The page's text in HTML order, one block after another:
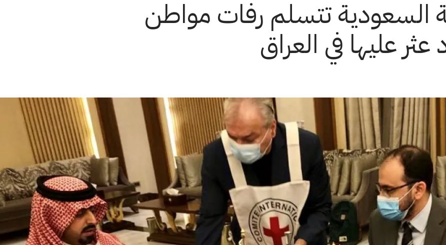
السعودية تتسلم رفات مواطن
عليها في العراق